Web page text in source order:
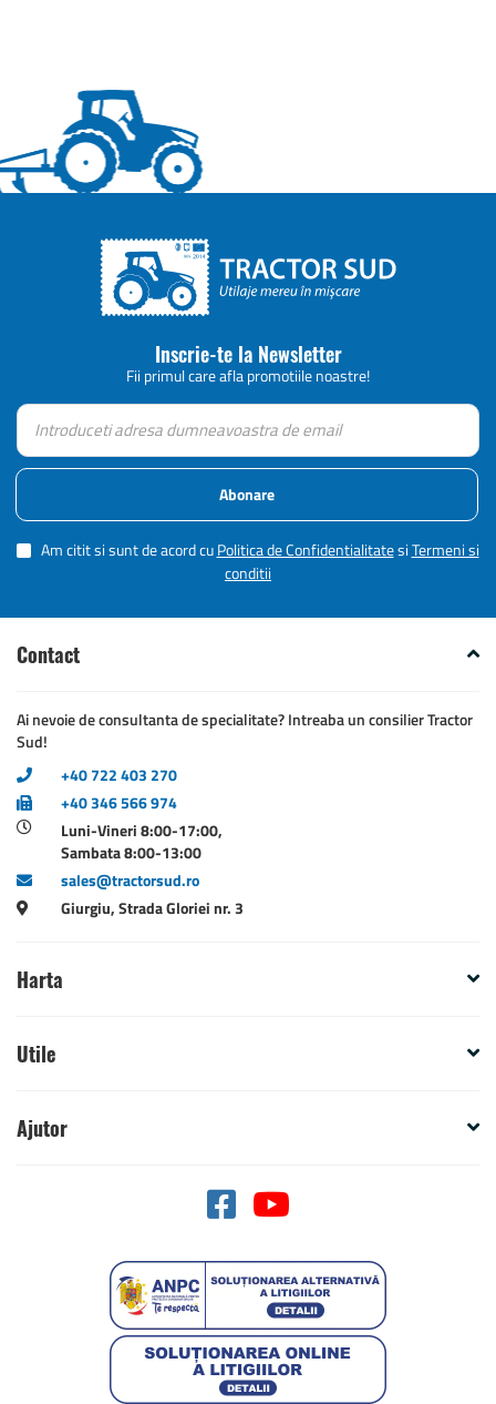
Inscrie-te la Newsletter
Fii primul care afla promotiile noastre!
Abonare
Am citit si sunt de acord cuPolitica de ConfidentialitatesiTermeni si
conditii
Contact
Ai nevoie de consultanta de specialitate? Intreaba un consilier Tractor
Sud!
+40 722 403 270
+40 346 566 974
Luni-Vineri 8:00-17:00,
Sambata 8:00-13:00
sales@tractorsud.ro
Giurgiu, Strada Gloriei nr. 3
Harta
Utile
Ajutor